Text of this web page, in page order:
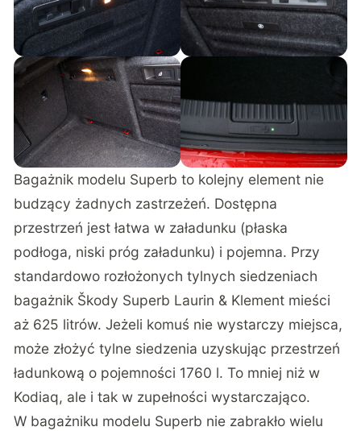
Bagażnik modelu Superb to kolejny element nie
budzący żadnych zastrzeżeń. Dostępna
przestrzeń jest łatwa w załadunku (płaska
podłoga, niski próg załadunku) i pojemna. Przy
standardowo rozłożonych tylnych siedzeniach
bagażnik Škody Superb Laurin & Klement mieści
aż 625 litrów. Jeżeli komuś nie wystarczy miejsca,
może złożyć tylne siedzenia uzyskując przestrzeń
ładunkową o pojemności 1760 l. To mniej niż w
Kodiaq, ale i tak w zupełności wystarczająco.
W bagażniku modelu Superb nie zabrakło wielu